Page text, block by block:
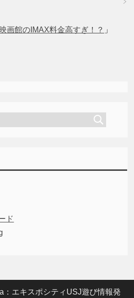
画館のIMAX料金高すぎ！？ 」
ド
：エキスポシティUSJ遊び情報発